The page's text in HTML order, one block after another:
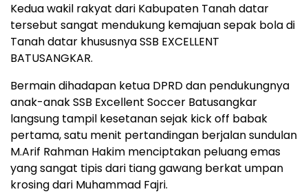
Kedua wakil rakyat dari Kabupaten Tanah datar
tersebut sangat mendukung kemajuan sepak bola di
Tanah datar khususnya SSB EXCELLENT
BATUSANGKAR.
Bermain dihadapan ketua DPRD dan pendukungnya
anak-anak SSB Excellent Soccer Batusangkar
langsung tampil kesetanan sejak kick off babak
pertama, satu menit pertandingan berjalan sundulan
M.Arif Rahman Hakim menciptakan peluang emas
yang sangat tipis dari tiang gawang berkat umpan
krosing dari Muhammad Fajri.